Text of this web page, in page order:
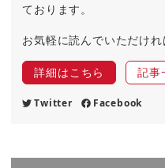
ております。
お気軽に読んでいただけれ
詳細はこちら 記事
Twitter Facebook